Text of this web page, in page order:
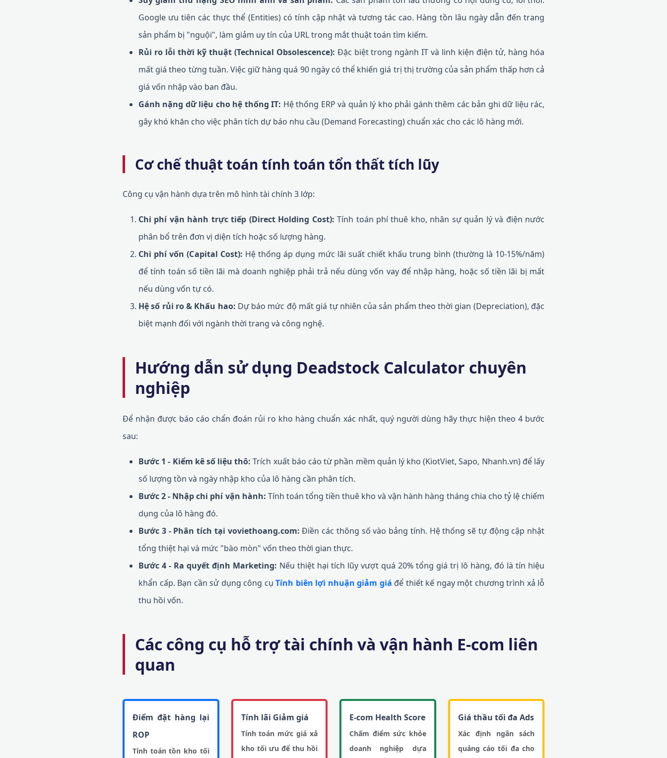
Google ưu tiên các thực thể (Entities) có tính cập nhật và tương tác cao. Hàng tồn lâu ngày dẫn đến trang
sản phẩm bị "nguội", làm giảm uy tín của URL trong mắt thuật toán tìm kiếm.
Rủi ro lỗi thời kỹ thuật (Technical Obsolescence): Đặc biệt trong ngành IT và linh kiện điện tử, hàng hóa
mất giá theo từng tuần. Việc giữ hàng quá 90 ngày có thể khiến giá trị thị trường của sản phẩm thấp hơn cả
giá vốn nhập vào ban đầu.
Gánh nặng dữ liệu cho hệ thống IT: Hệ thống ERP và quản lý kho phải gánh thêm các bản ghi dữ liệu rác,
gây khó khăn cho việc phân tích dự báo nhu cầu (Demand Forecasting) chuẩn xác cho các lô hàng mới.
Cơ chế thuật toán tính toán tổn thất tích lũy
Công cụ vận hành dựa trên mô hình tài chính 3 lớp:
Chi phí vận hành trực tiếp (Direct Holding Cost): Tính toán phí thuê kho, nhân sự quản lý và điện nước
phân bổ trên đơn vị diện tích hoặc số lượng hàng.
Chi phí vốn (Capital Cost): Hệ thống áp dụng mức lãi suất chiết khấu trung bình (thường là 10-15%/năm)
để tính toán số tiền lãi mà doanh nghiệp phải trả nếu dùng vốn vay để nhập hàng, hoặc số tiền lãi bị mất
nếu dùng vốn tự có.
Hệ số rủi ro & Khấu hao: Dự báo mức độ mất giá tự nhiên của sản phẩm theo thời gian (Depreciation), đặc
biệt mạnh đối với ngành thời trang và công nghệ.
Hướng dẫn sử dụng Deadstock Calculator chuyên
nghiệp
Để nhận được báo cáo chẩn đoán rủi ro kho hàng chuẩn xác nhất, quý người dùng hãy thực hiện theo 4 bước
sau:
Bước 1 - Kiểm kê số liệu thô: Trích xuất báo cáo từ phần mềm quản lý kho (KiotViet, Sapo, Nhanh.vn) để lấy
số lượng tồn và ngày nhập kho của lô hàng cần phân tích.
Bước 2 - Nhập chi phí vận hành: Tính toán tổng tiền thuê kho và vận hành hàng tháng chia cho tỷ lệ chiếm
dụng của lô hàng đó.
Bước 3 - Phân tích tại voviethoang.com: Điền các thông số vào bảng tính. Hệ thống sẽ tự động cập nhật
tổng thiệt hại và mức "bào mòn" vốn theo thời gian thực.
Bước 4 - Ra quyết định Marketing: Nếu thiệt hại tích lũy vượt quá 20% tổng giá trị lô hàng, đó là tín hiệu
khẩn cấp. Bạn cần sử dụng công cụ Tính biên lợi nhuận giảm giá để thiết kế ngay một chương trình xả lỗ
thu hồi vốn.
Các công cụ hỗ trợ tài chính và vận hành E-com liên
quan
Điểm đặt hàng lại
ROP
Tính toán tồn kho tối
Tính lãi Giảm giá
Tính toán mức giá xả
kho tối ưu để thu hồi
E-com Health Score
Chấm điểm sức khỏe
doanh nghiệp dựa
Giá thầu tối đa Ads
Xác định ngân sách
quảng cáo tối đa cho